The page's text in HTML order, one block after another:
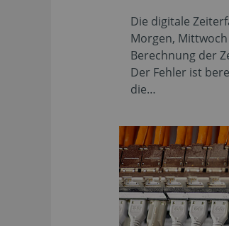
Die digitale
Morgen,
Berechnung der
Der Fehler ist
die…